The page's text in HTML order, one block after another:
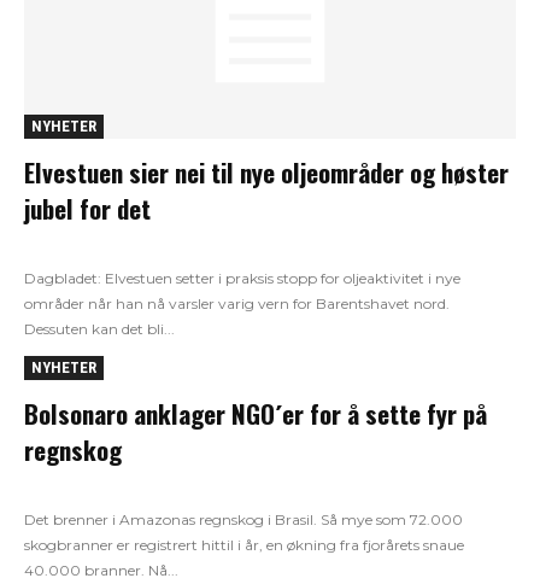
NYHETER
Elvestuen sier nei til nye oljeområder og høster
jubel for det
Dagbladet: Elvestuen setter i praksis stopp for oljeaktivitet i nye
områder når han nå varsler varig vern for Barentshavet nord.
Dessuten kan det bli...
NYHETER
Bolsonaro anklager NGO´er for å sette fyr på
regnskog
Det brenner i Amazonas regnskog i Brasil. Så mye som 72.000
skogbranner er registrert hittil i år, en økning fra fjorårets snaue
40.000 branner. Nå...